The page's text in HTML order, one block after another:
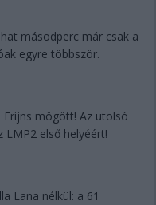
másodperc már csak a
egyre többször.
Frijns mögött! Az utolsó
LMP2 első helyéért!
Lana nélkül: a 61